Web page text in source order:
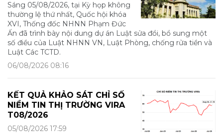
Sáng 05/08/2026, tại Kỳ họp không
thường lệ thứ nhất, Quốc hội khóa
XVI, Thống đốc NHNN Phạm Đức
Ấn đã trình bày nội dung dự án Luật sửa đổi, bổ sung một
số điều của Luật NHNN VN, Luật Phòng, chống rửa tiền và
Luật Các TCTD.
06/08/2026 08:16
KẾT QUẢ KHẢO SÁT CHỈ SỐ
NIỀM TIN THỊ TRƯỜNG VIRA
T08/2026
05/08/2026 17:59